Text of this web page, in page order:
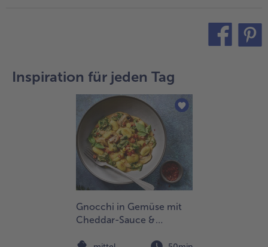
Inspiration für jeden Tag
Gnocchi in Gemüse mit
Cheddar-Sauce &